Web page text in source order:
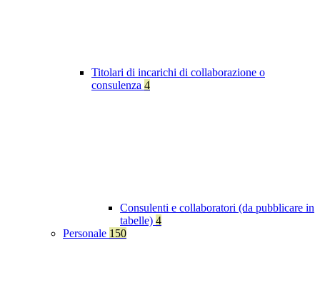
Titolari di incarichi di collaborazione o
consulenza 4
Consulenti e collaboratori (da pubblicare in
tabelle) 4
Personale 150